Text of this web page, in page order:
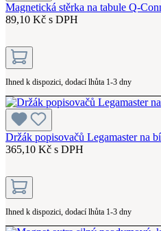
Magnetická stěrka na tabule Q-
89,10 Kč s DPH
Ihned k dispozici, dodací lhůta 1-3 dny
Držák popisovačů Legamaster na
365,10 Kč s DPH
Ihned k dispozici, dodací lhůta 1-3 dny